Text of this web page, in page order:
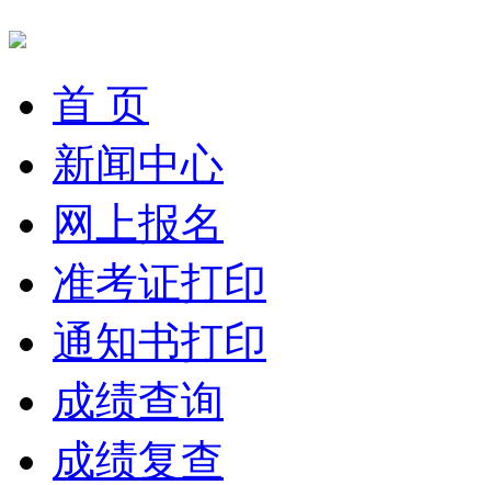
首 页
新闻中心
网上报名
准考证打印
通知书打印
成绩查询
成绩复查